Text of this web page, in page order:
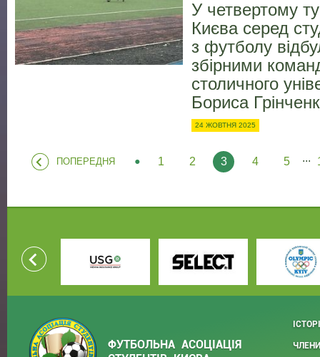
У четвертому
Києва серед
з футболу
збірними
столичного
Бориса
24 ЖОВТНЯ 2025
ПОПЕРЕДНЯ 1 2 3 4 5 ...
ФУТБОЛЬНА АСОЦІАЦІЯ